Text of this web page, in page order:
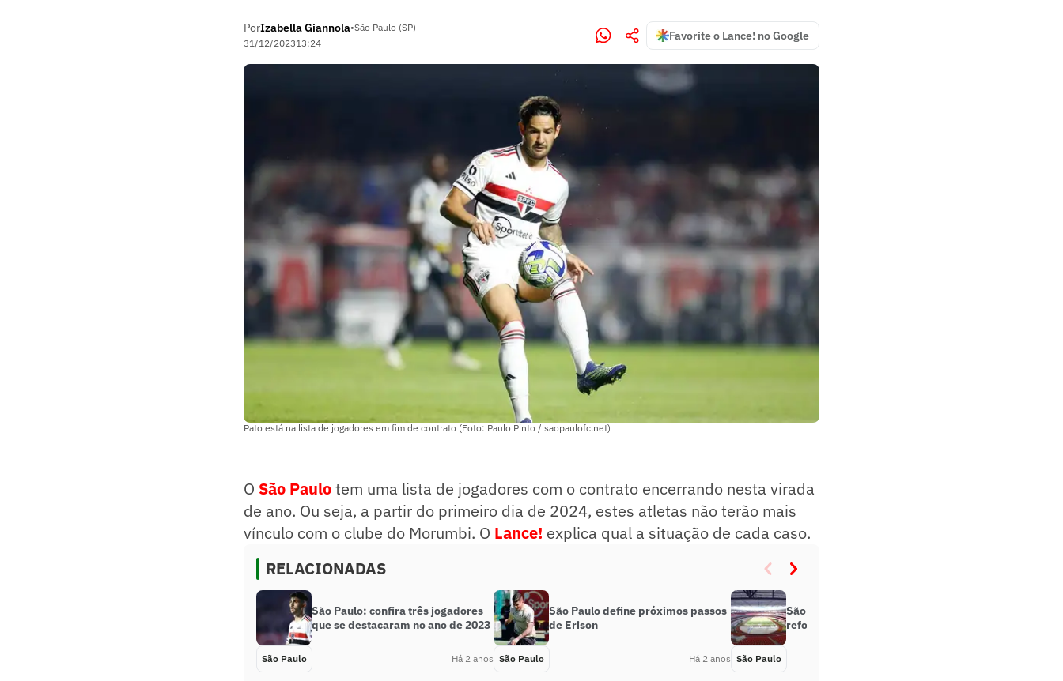
PorIzabella Giannola•São Paulo (SP)
31/12/202313:24
Favorite o Lance! no Google
Pato está na lista de jogadores em fim de contrato (Foto: Paulo Pinto / saopaulofc.net)
O São Paulotem uma lista de jogadores com o contrato encerrando nesta virada
de ano. Ou seja, a partir do primeiro dia de 2024, estes atletas não terão mais
vínculo com o clube do Morumbi. O Lance! explica qual a situação de cada caso.
RELACIONADAS
São Paulo: confira três jogadores
que se destacaram no ano de 2023
São Paulo Há 2 anos
São Paulo define próximos passos
de Erison
São Paulo Há 2 anos
São Paulo assina contrato para
reforma do Morumbi
São Paulo